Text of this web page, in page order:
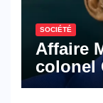
SOCIÉTÉ
Affaire
colonel
croisé